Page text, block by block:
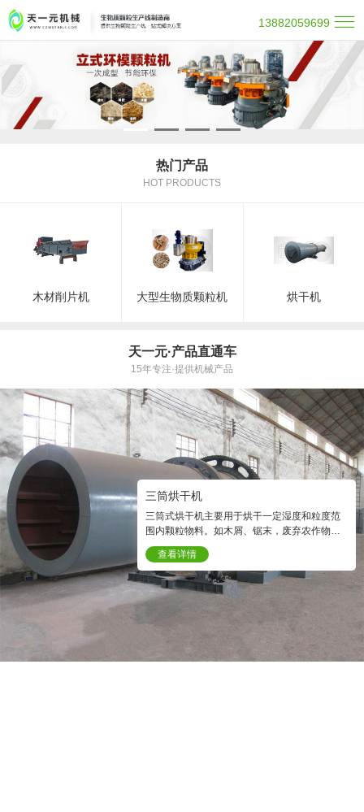
13882059699
热门产品
HOT PRODUCTS
木材削片机 大型生物质颗粒机 烘干机
天一元·产品直通车
15年专注·提供机械产品
三筒烘干机
三筒式烘干机主要用于烘干一定湿度和粒度范
围内颗粒物料。如木屑、锯末，废弃农作物。
烘干后的物料含水量可以达到1—0.5%以下。
烘干是生物质颗粒机在制粒前必要的程序之
一。
查看详情